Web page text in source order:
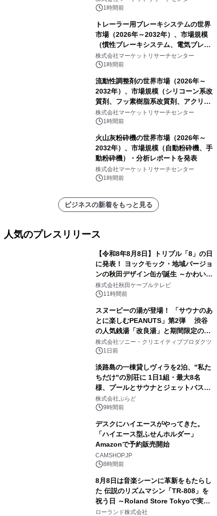
1時間前
トレーラー用ブレーキシステムの世界
市場（2026年～2032年）、市場規模
（慣性ブレーキシステム、電気ブレー
キシステム、その他）・分析レポート
を発表
株式会社マーケットリサーチセンター
1時間前
流動性調整剤の世界市場（2026年～
2032年）、市場規模（シリコーン系改
質剤、フッ素樹脂系改質剤、アクリル
系改質剤、ポリウレタン系改質剤、ワ
ックス系改質剤）・分析レポートを発
株式会社マーケットリサーチセンター
1時間前
火山灰粉砕機の世界市場（2026年～
2032年）、市場規模（自動粉砕機、手
動粉砕機）・分析レポートを発表
株式会社マーケットリサーチセンター
1時間前
ビジネスの新着をもっと見る
人気のプレスリリース
【令和8年8月8日】トリプル「8」の日
に発表！ ヨックモック・地域バージョ
ンの秋田デザイン缶が誕生 ～かわいい
秋田犬の子犬と秋田の四季と名所を巡
るパッケージ～ 9月1日(火)秋田県内で
株式会社秋田ケーブルテレビ
11時間前
スヌーピーの湯が登場！ 「サウナのあ
とに楽しむPEANUTS」第2弾 渋谷
の人気銭湯「改良湯」と期間限定のコ
ラボレーション サウナイキタイコラ
ボグッズも発売決定！
株式会社ソニー・クリエイティブプロダクツ
1日前
淡路島の一棟貸しヴィラを2泊、"私た
ちだけ"の別荘に 1日1組・最大8名
様、プールとサウナとジェットバス付
きで Villa Mon Temps AWAJIの連泊
素泊りプラン
株式会社ぷらど
9時間前
デスクにハイエースがやってきた。
「ハイエース型ふせんホルダー」
Amazonで予約販売開始
CAMSHOP.JP
8時間前
8月8日は音楽シーンに革新をもたらし
た 伝説のリズムマシン「TR-808」を
祝う日 ～Roland Store Tokyoで実機
を展示しての 記念キャンペーンを開
ローランド株式会社